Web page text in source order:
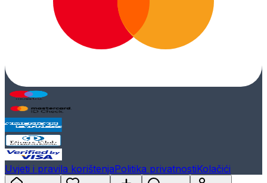
Uvjeti i pravila korištenjaPolitika privatnostiKolačići